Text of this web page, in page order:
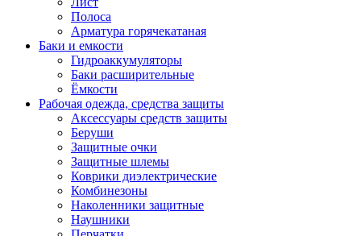
Полоса
Арматура горячекатаная
Баки и емкости
Гидроаккумуляторы
Баки расширительные
Ёмкости
Рабочая одежда, средства защиты
Аксессуары средств защиты
Беруши
Защитные очки
Защитные шлемы
Коврики диэлектрические
Комбинезоны
Наколенники защитные
Наушники